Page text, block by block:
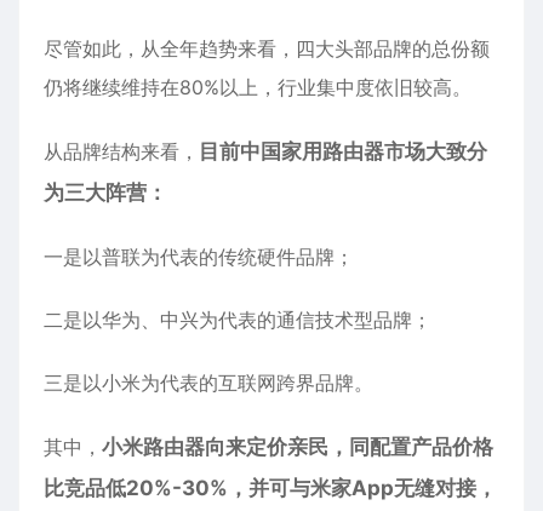
尽管如此，从全年趋势来看，四大头部品牌的总份额
仍将继续维持在80%以上，行业集中度依旧较高。
从品牌结构来看， 目前中国家用路由器市场大致分
为三大阵营：
一是以普联为代表的传统硬件品牌；
二是以华为、中兴为代表的通信技术型品牌；
三是以小米为代表的互联网跨界品牌。
其中， 小米路由器向来定价亲民，同配置产品价格
比竞品低20%-30%，并可与米家App无缝对接，